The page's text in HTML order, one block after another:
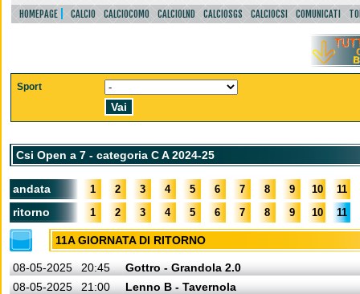
HOMEPAGE CALCIO CALCIOCOMO CALCIOLND CALCIOSGS CALCIOCSI COMUNICATI
Sport
Csi Open a 7 - categoria C A 2024-25
andata 1 2 3 4 5 6 7 8 9 10 11
ritorno 1 2 3 4 5 6 7 8 9 10 11
11A GIORNATA DI RITORNO
08-05-2025 20:45
Gottro - Grandola 2.0
08-05-2025
21:00
Lenno B - Tavernola